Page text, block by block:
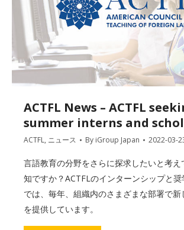
ACTFL News – ACTFL
summer interns and
ACTFL, ニュース By iGroup Japan 2022-03-
言語教育の分野をさらに探求したいと考
知ですか？ACTFLのインターンシップと
では、毎年、組織内のさまざまな部署で新
を提供しています。